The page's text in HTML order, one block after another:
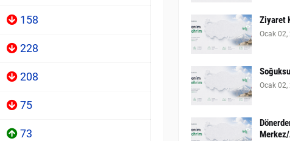
158
228
208
75
73
Ziyaret
Ocak 02,
Ocak 02,
Merkez/